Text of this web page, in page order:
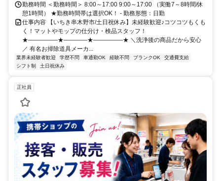
勤務時間 ＜勤務時間＞ 8:00～17:00 9:00～17:00 （実働7～8時間/休
憩1時間） ★勤務時間帯は選択OK！ - 勤務形態：日勤
仕事内容 【いちき串木野市/土日祝休み】未経験歓迎♪コツコツもくも
く！マットやモップの仕分け・検品スタッフ！
★―――――★――――★―――――★ ＼洗浄後の商品だから安心
／ 有名お掃除道具メーカ...
業界未経験者歓迎 学歴不問 車通勤OK 経験不問 ブランクOK
交通費支給
シフト制
土日祝休み
正社員